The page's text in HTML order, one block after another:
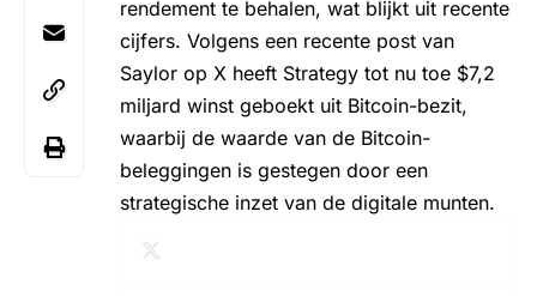
rendement te behalen, wat blijkt uit recente
cijfers. Volgens een recente post van
Saylor op X heeft Strategy tot nu toe $7,2
miljard winst geboekt uit Bitcoin-bezit,
waarbij de waarde van de Bitcoin-
beleggingen is gestegen door een
strategische inzet van de digitale munten.